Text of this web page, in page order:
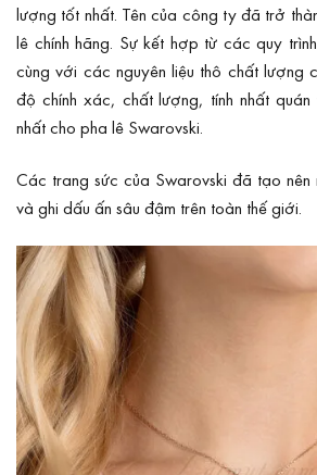
lượng tốt nhất. Tên của công ty đã trở
lê chính hãng. Sự kết hợp từ các quy
cùng với các nguyên liệu thô chất lượng
độ chính xác, chất lượng, tính nhất
nhất cho pha lê Swarovski.
Các trang sức của Swarovski đã tạo nên
và ghi dấu ấn sâu đậm trên toàn thế giới.